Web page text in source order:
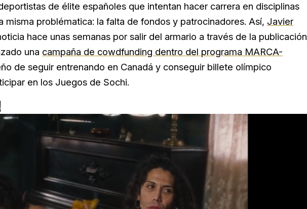
de élite españoles que intentan hacer carrera en disciplinas
misma problématica: la falta de fondos y patrocinadores. Así, Javier
hace unas semanas por salir del armario a través de la publicación
una campaña de cowdfunding dentro del programa MARCA-
de seguir entrenando en Canadá y conseguir billete olímpico
en los Juegos de Sochi.